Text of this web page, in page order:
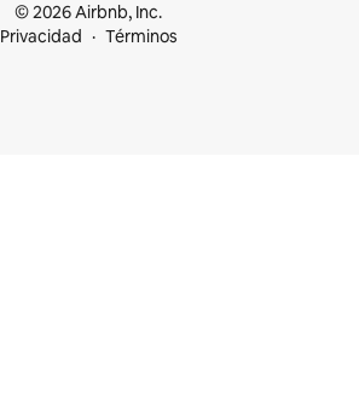
© 2026 Airbnb, Inc.
Privacidad
Términos